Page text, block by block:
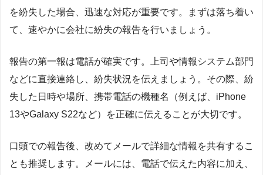
を紛失した場合、迅速な対応が重要です。まずは落ち着い
て、速やかに会社に紛失の報告を行いましょう。
報告の第一報は電話が確実です。上司や情報システム部門
などに直接連絡し、紛失状況を伝えましょう。その際、紛
失した日時や場所、携帯電話の機種名（例えば、iPhone
13やGalaxy S22など）を正確に伝えることが大切です。
口頭での報告後、改めてメールで詳細な情報を共有するこ
とも推奨します。メールには、電話で伝えた内容に加え、